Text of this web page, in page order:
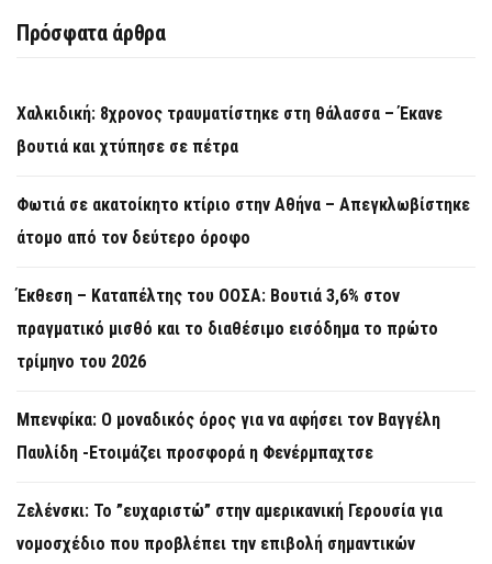
Πρόσφατα άρθρα
Χαλκιδική: 8χρονος τραυματίστηκε στη θάλασσα – Έκανε
βουτιά και χτύπησε σε πέτρα
Φωτιά σε ακατοίκητο κτίριο στην Αθήνα – Απεγκλωβίστηκε
άτομο από τον δεύτερο όροφο
Έκθεση – Καταπέλτης του ΟΟΣΑ: Βουτιά 3,6% στον
πραγματικό μισθό και το διαθέσιμο εισόδημα το πρώτο
τρίμηνο του 2026
Μπενφίκα: Ο μοναδικός όρος για να αφήσει τον Βαγγέλη
Παυλίδη -Ετοιμάζει προσφορά η Φενέρμπαχτσε
Ζελένσκι: Το ”ευχαριστώ” στην αμερικανική Γερουσία για
νομοσχέδιο που προβλέπει την επιβολή σημαντικών